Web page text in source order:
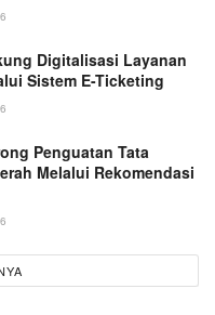
Digitalisasi Layanan
Sistem E-Ticketing
Penguatan Tata
Melalui Rekomendasi